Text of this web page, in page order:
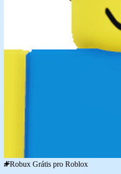
Robux Grátis pro Roblox